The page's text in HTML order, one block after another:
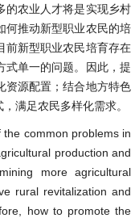
的农业人才将是实现乡村
何推动新型职业农民的培
前新型职业农民培育存在
式单一的问题。因此，提
资源配置；结合地方特色
满足农民多样化需求。
common problems in
production and
more agricultural
rural revitalization and
how to promote the